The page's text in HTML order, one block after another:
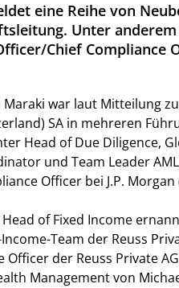
eine Reihe von
Unter
Chief Compliance
Maraki war laut Mitteilung
SA in mehreren
Head of Due Diligence,
und Team Leader
Officer bei J.P. Morgan
of Fixed Income
Team der Reuss
Officer der Reuss Private
Management von